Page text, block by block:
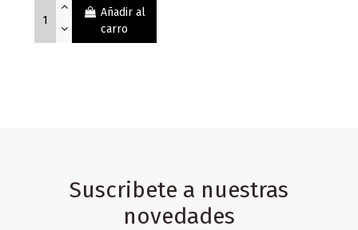
Añadir al
carro
Suscribete a nuestras
novedades